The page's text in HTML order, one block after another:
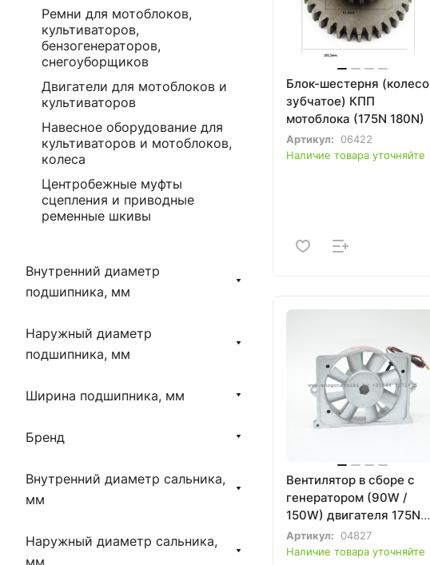
Блок-шестерня (колесо
зубчатое) КПП
мотоблока (175N 180N)
Артикул:
06422
Наличие товара уточняйте
Вентилятор в сборе с
генератором (90W /
150W) двигателя 175N
180N
Артикул:
04827
Наличие товара уточняйте
Ремни для мотоблоков,
культиваторов,
бензогенераторов,
снегоуборщиков
Двигатели для мотоблоков и
культиваторов
Навесное оборудование для
культиваторов и мотоблоков,
колеса
Центробежные муфты
сцепления и приводные
ременные шкивы
Внутренний диаметр
подшипника, мм
Наружный диаметр
подшипника, мм
Ширина подшипника, мм
Бренд
Внутренний диаметр сальника,
мм
Наружный диаметр сальника,
мм